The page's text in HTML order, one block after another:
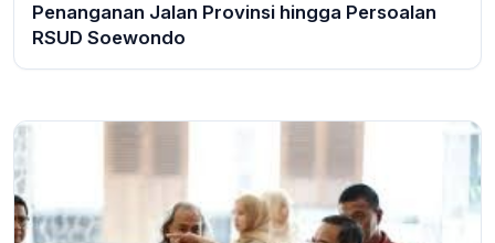
Penanganan Jalan Provinsi hingga Persoalan
RSUD Soewondo